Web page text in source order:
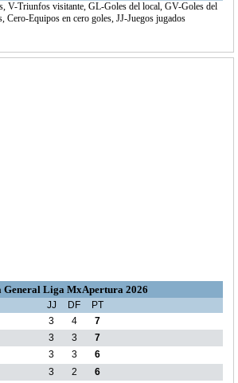
V-Triunfos visitante, GL-Goles del local, GV-Goles del
Cero-Equipos en cero goles, JJ-Juegos jugados
General Liga MxApertura 2026
JJ DF
PT
3 4
7
3 3
7
3 3
6
3 2 6